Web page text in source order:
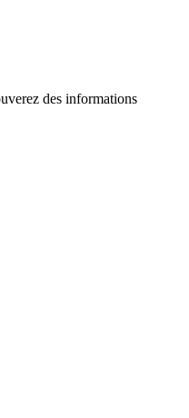
des informations